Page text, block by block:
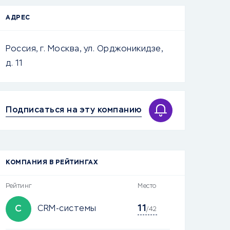
АДРЕС
Россия, г. Москва, ул. Орджоникидзе,
д. 11
Подписаться на эту компанию
КОМПАНИЯ В РЕЙТИНГАХ
Рейтинг Место
C CRM-системы 11 /42